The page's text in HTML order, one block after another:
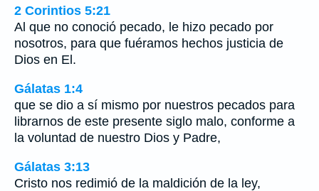
2 Corintios 5:21
Al que no conoció pecado, le hizo pecado por
nosotros, para que fuéramos hechos justicia de
Dios en El.
Gálatas 1:4
que se dio a sí mismo por nuestros pecados para
librarnos de este presente siglo malo, conforme a
la voluntad de nuestro Dios y Padre,
Gálatas 3:13
Cristo nos redimió de la maldición de la ley,